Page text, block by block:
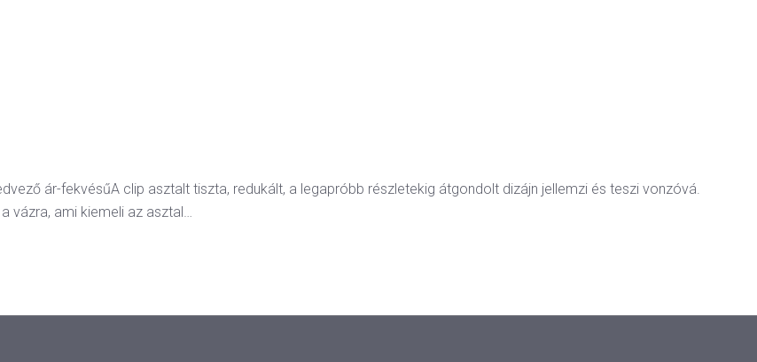
ár-fekvésűA clip asztalt tiszta, redukált, a legapróbb részletekig átgondolt dizájn jellemzi és teszi vonzóvá.
vázra, ami kiemeli az asztal…